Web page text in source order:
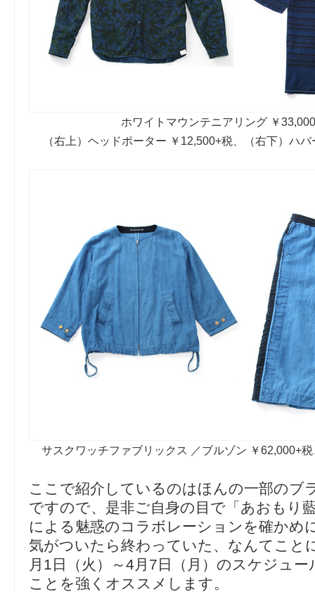
ホワイトマウンテニアリング ￥
（右上）ヘッドポーター ￥12,500+税、（右下）ハ
サスクワッチファブリックス ／ブルゾン ￥62,000+
ここで紹介しているのはほんの一部のブ
ですので、是非ご自身の目で「あおもり
による魅惑のコラボレーションを確かめ
気がついたら終わっていた、なんてこと
月1日（火）～4月7日（月）のスケジュ
ことを強くオススメします。